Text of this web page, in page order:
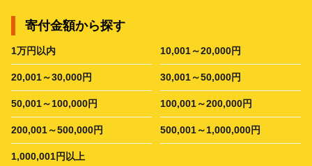
寄付金額から探す
1万円以内 10,001～20,000円
20,001～30,000円 30,001～50,000円
50,001～100,000円 100,001～200,000円
200,001～500,000円 500,001～1,000,000円
1,000,001円以上